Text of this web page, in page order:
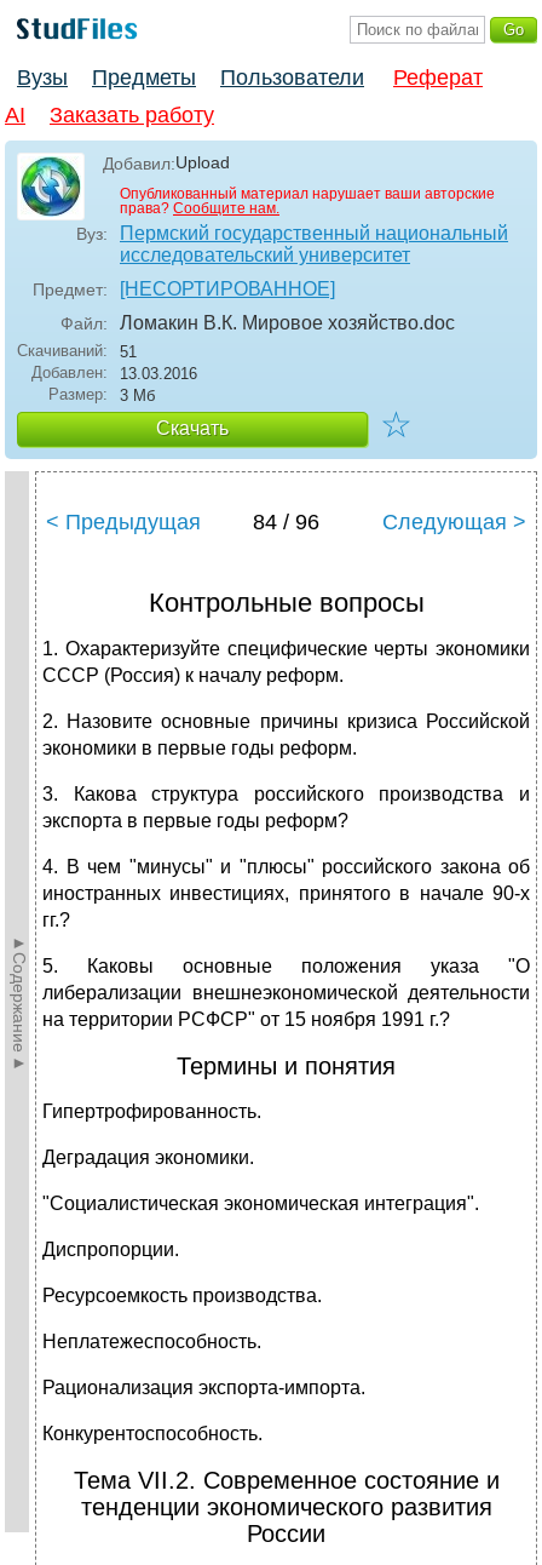
Вузы Предметы Пользователи
Реферат
AI
Заказать работу
Добавил:Upload
Опубликованный материал нарушает ваши авторские
права? Сообщите нам.
Вуз:
Пермский государственный национальный
исследовательский университет
Предмет: [НЕСОРТИРОВАННОЕ]
Файл: Ломакин В.К. Мировое хозяйство.doc
Скачиваний:
51
Добавлен:
13.03.2016
Размер:
3 Мб
Скачать ☆
►Содержание►
< Предыдущая 84 / 96 Следующая >
Контрольные вопросы
1. Охарактеризуйте специфические черты экономики
СССР (Россия) к началу реформ.
2. Назовите основные причины кризиса Российской
экономики в первые годы реформ.
3. Какова структура российского производства и
экспорта в первые годы реформ?
4. В чем "минусы" и "плюсы" российского закона об
иностранных инвестициях, принятого в начале 90-х
гг.?
5. Каковы основные положения указа "О
либерализации внешнеэкономической деятельности
на территории РСФСР" от 15 ноября 1991 г.?
Термины и понятия
Гипертрофированность.
Деградация экономики.
"Социалистическая экономическая интеграция".
Диспропорции.
Ресурсоемкость производства.
Неплатежеспособность.
Рационализация экспорта-импорта.
Конкурентоспособность.
Тема VII.2. Современное состояние и
тенденции экономического развития
России